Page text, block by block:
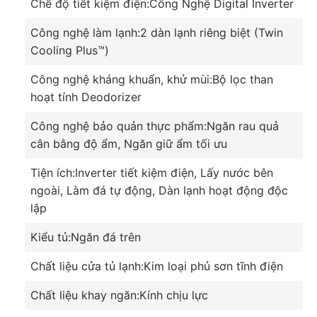
thống 2 dàn lạnh độc lập, cho phép điều chỉnh
của từng ngăn, hạn chế trường hợp bị lẫn mùi của
các ngăn với nhau.
Loại bỏ vi khuẩn, nấm mốc, mùi hôi với bộ lọc than
Các mùi hôi khó chịu, tác nhân gây hại hay các loại
vi khuẩn ẩn chứa bên trong tủ có thể ảnh hưởng
đến thực phẩm hay chính sức khỏe của bạn sẽ bị
loại bỏ hoàn toàn nhờ bộ lọc than hoạt tính
Deodorizer, trả lại bầu không khí trong lành, dễ
Chế độ tiết kiệm điện:Công Nghệ Digital Inverter
Công nghệ làm lạnh:2 dàn lạnh riêng biệt (Twin
Cooling Plus™)
Công nghệ kháng khuẩn, khử mùi:Bộ lọc than
hoạt tính Deodorizer
Công nghệ bảo quản thực phẩm:Ngăn rau quả
cân bằng độ ẩm, Ngăn giữ ẩm tối ưu
Tiện ích:Inverter tiết kiệm điện, Lấy nước bên
ngoài, Làm đá tự động, Dàn lạnh hoạt động độc
lập
Kiểu tủ:Ngăn đá trên
Chất liệu cửa tủ lạnh:Kim loại phủ sơn tĩnh điện
Chất liệu khay ngăn:Kính chịu lực